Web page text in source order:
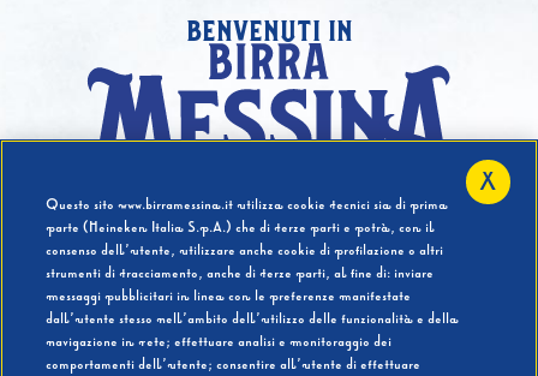
benvenuti in
Hai compiuto 18 Anni?
SI NO
Questo sito www.birramessina.it utilizza cookie tecnici sia di prima
parte (Heineken Italia S.p.A.) che di terze parti e potrà, con il
consenso dell’utente, utilizzare anche cookie di profilazione o altri
strumenti di tracciamento, anche di terze parti, al fine di: inviare
messaggi pubblicitari in linea con le preferenze manifestate
dall’utente stesso nell’ambito dell’utilizzo delle funzionalità e della
navigazione in rete; effettuare analisi e monitoraggio dei
comportamenti dell’utente; consentire all’utente di effettuare
X